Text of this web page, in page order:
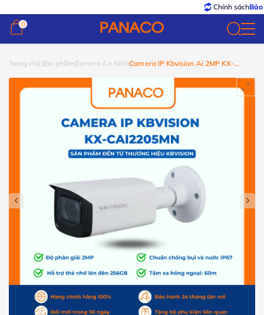
Chính sáchBảo hành
0
0
Trang chủ Sản phẩmCamera An NinhCamera IP Kbvision Ai 2MP KX-